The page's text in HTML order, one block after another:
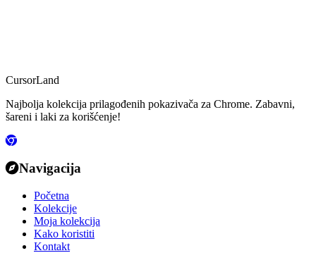
CursorLand
Najbolja kolekcija prilagođenih pokazivača za Chrome. Zabavni,
šareni i laki za korišćenje!
Navigacija
Početna
Kolekcije
Moja kolekcija
Kako koristiti
Kontakt